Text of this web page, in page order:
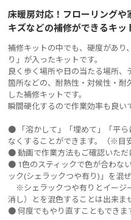
床暖房対応！フローリング
キズなどの補修ができるキッ
補修キットの中でも、硬度があり
り」が入ったキットです。
良く歩く場所や日の当たる場所
箇所などの、耐熱性・対候性・耐
した補修キットです。
瞬間硬化するので作業効率も良い
● 「溶かして」「埋めて」「平
なくすることができます。（※目
● 動画で作業方法もご確認いただ
● 1色のスティックで色が合わな
ック(シェラックつや有り)」を混
※シェラックつや有りとイージ
消し）とを混色することは出来ま
● 何度でもやり直すこともできま